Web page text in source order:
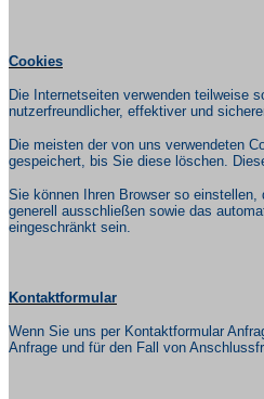
Cookies
Die Internetseiten verwenden teilweise
nutzerfreundlicher, effektiver und
Die meisten der von uns verwendeten
gespeichert, bis Sie diese löschen.
Sie können Ihren Browser so
generell ausschließen sowie das
eingeschränkt sein.
Kontaktformular
Wenn Sie uns per Kontaktformular
Anfrage und für den Fall von